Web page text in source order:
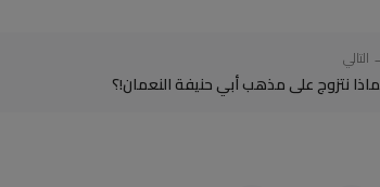
التالي
نتزوج على مذهب أبي حنيفة النعمان!؟